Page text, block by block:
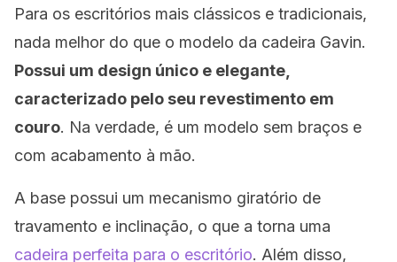
Para os escritórios mais clássicos e tradicionais,
nada melhor do que o modelo da cadeira Gavin.
Possui um design único e elegante,
caracterizado pelo seu revestimento em
couro. Na verdade, é um modelo sem braços e
com acabamento à mão.
A base possui um mecanismo giratório de
travamento e inclinação, o que a torna uma
cadeira perfeita para o escritório. Além disso,